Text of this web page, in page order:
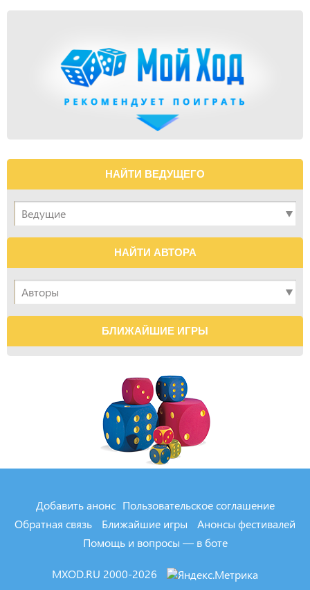
НАЙТИ ВЕДУЩЕГО
НАЙТИ АВТОРА
БЛИЖАЙШИЕ ИГРЫ
Добавить анонс Пользовательское соглашение
Обратная связь
Ближайшие игры
Анонсы фестивалей
Помощь и вопросы — в боте
MXOD.RU 2000-2026